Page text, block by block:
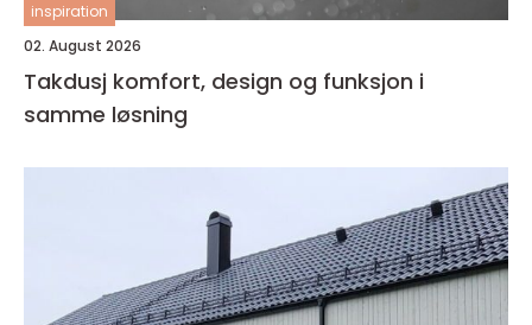
inspiration
02. August 2026
Takdusj komfort, design og funksjon i
samme løsning